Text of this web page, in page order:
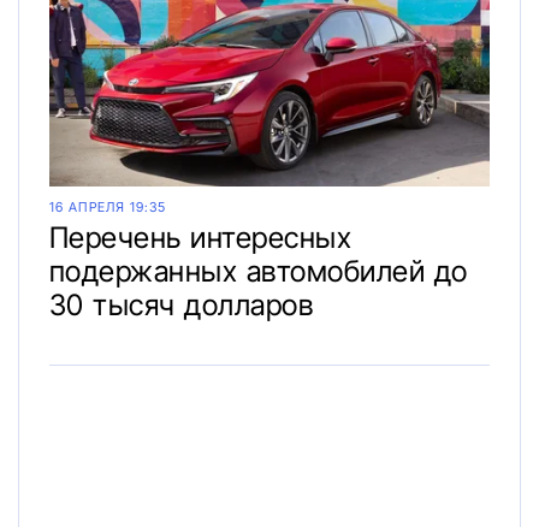
16 АПРЕЛЯ 19:35
Перечень интересных
подержанных автомобилей до
30 тысяч долларов